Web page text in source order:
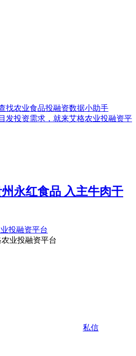
找农业食品投融资数据小助手
发投资需求，就来艾格农业投融资平
永红食品 入主牛肉干
私信